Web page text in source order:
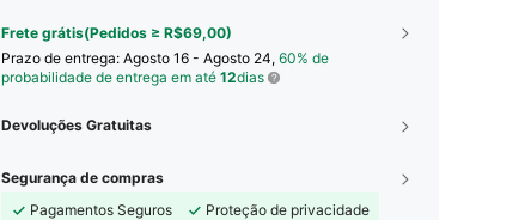
Frete grátis(Pedidos ≥ R$69,00)
Prazo de entrega: Agosto 16 - Agosto 24, 60% de
probabilidade de entrega em até 12dias
Devoluções Gratuitas
Segurança de compras
Pagamentos Seguros
Proteção de privacidade